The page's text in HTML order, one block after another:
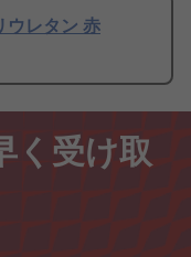
ウレタン 赤
く受け取